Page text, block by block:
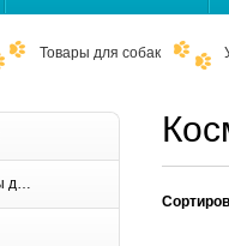
Товары для собак
Шампуни и кондиционеры для щенков